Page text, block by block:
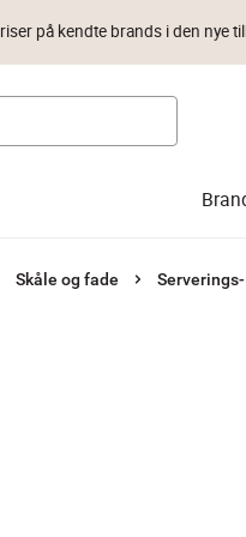
på kendte brands i den nye
Skåle og fade